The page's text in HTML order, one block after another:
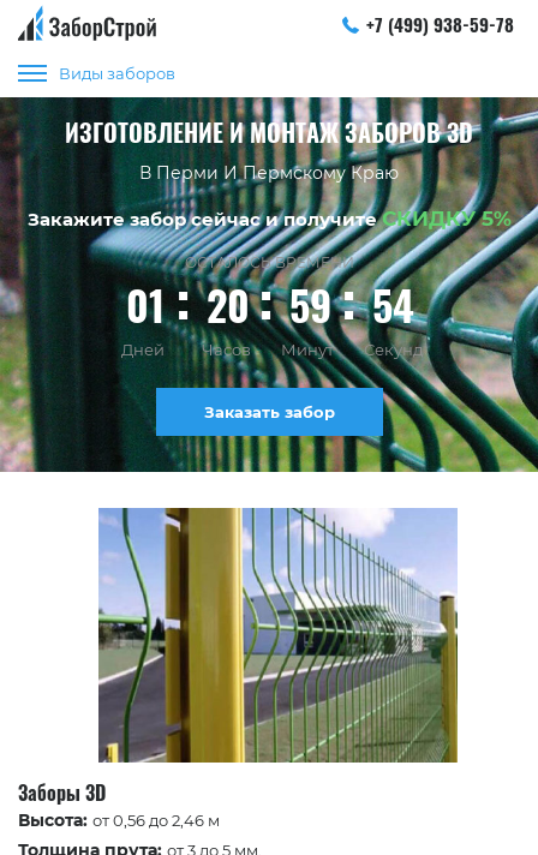
+7 (499) 938-59-78
Виды заборов
ИЗГОТОВЛЕНИЕ И МОНТАЖ ЗАБОРОВ 3D
В Перми И Пермскому Краю
Закажите забор сейчас и получитеСКИДКУ 5%
ОСТАЛОСЬ ВРЕМЕНИ
01 20 59 53
Дней Часов Минут Секунд
Заказать забор
Заборы 3D
Высота: от 0,56 до 2,46 м
Толщина прута: от 3 до 5 мм.